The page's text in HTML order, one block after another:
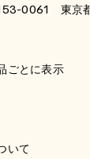
0061
東京
ごとに表示
いて